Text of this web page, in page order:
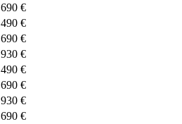
690 €
490 €
690 €
930 €
490 €
690 €
930 €
690 €